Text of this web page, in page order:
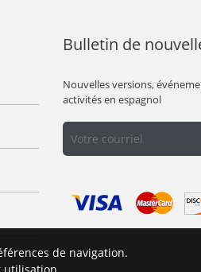
Bulletin de
Nouvelles versions,
activités en espagnol
de navigation.